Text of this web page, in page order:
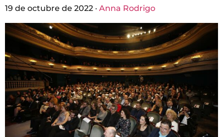
19 de octubre de 2022 · Anna Rodrigo